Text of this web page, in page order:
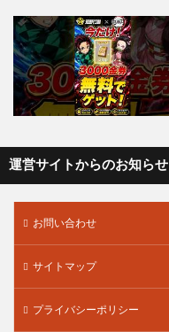
運営サイトからのお知らせ
お問い合わせ
サイトマップ
プライバシーポリシー